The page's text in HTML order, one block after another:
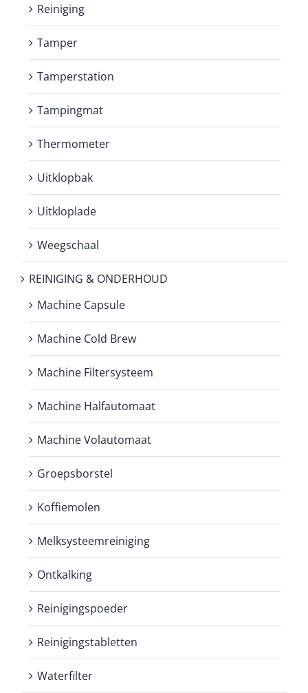
Reiniging
Tamper
Tamperstation
Tampingmat
Thermometer
Uitklopbak
Uitkloplade
Weegschaal
REINIGING & ONDERHOUD
Machine Capsule
Machine Cold Brew
Machine Filtersysteem
Machine Halfautomaat
Machine Volautomaat
Groepsborstel
Koffiemolen
Melksysteemreiniging
Ontkalking
Reinigingspoeder
Reinigingstabletten
Waterfilter